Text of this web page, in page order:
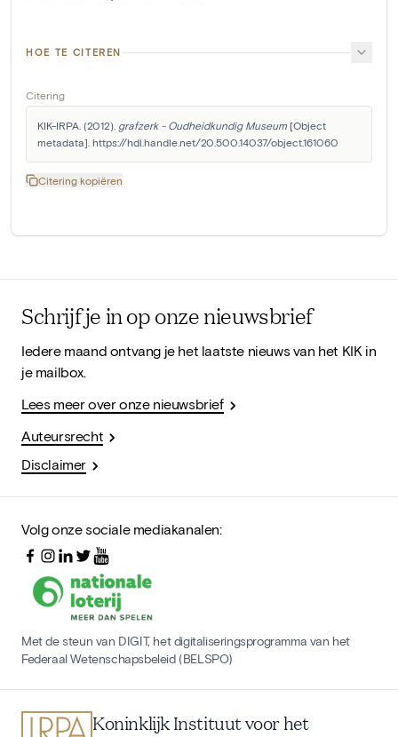
HOE TE CITEREN
Citering
KIK-IRPA. (2012). grafzerk - Oudheidkundig Museum [Object
metadata]. https://hdl.handle.net/20.500.14037/object.161060
Citering kopiëren
Schrijf je in op onze nieuwsbrief
Iedere maand ontvang je het laatste nieuws van het KIK in
je mailbox.
Lees meer over onze nieuwsbrief
Auteursrecht
Disclaimer
Volg onze sociale mediakanalen:
Met de steun van DIGIT, het digitaliseringsprogramma van het
Federaal Wetenschapsbeleid (BELSPO)
Koninklijk Instituut voor het